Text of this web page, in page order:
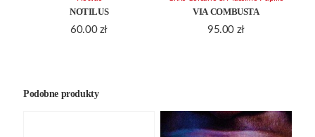
NOTILUS
60.00 zł
VIA COMBUSTA
95.00 zł
Podobne produkty